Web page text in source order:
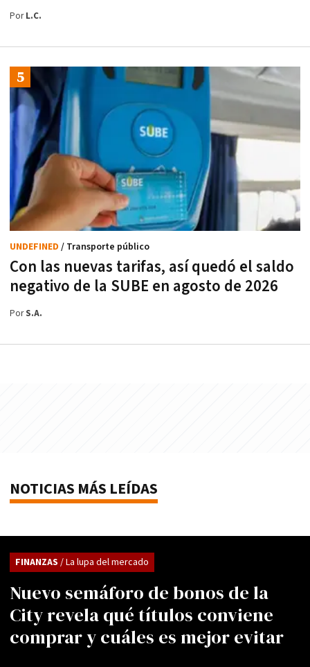
PorL.C.
Con las nuevas tarifas, así quedó el saldo
negativo de la SUBE en agosto de 2026
UNDEFINED / Transporte público
PorS.A.
NOTICIAS MÁS LEÍDAS
Nuevo semáforo de bonos de la
City revela qué títulos conviene
comprar y cuáles es mejor evitar
FINANZAS / La lupa del mercado